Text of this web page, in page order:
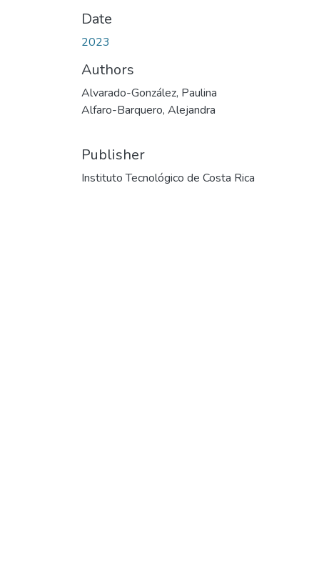
Date
2023
Authors
Alvarado-González, Paulina
Alfaro-Barquero, Alejandra
Publisher
Instituto Tecnológico de Costa Rica